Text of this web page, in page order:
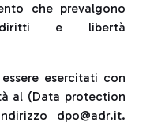
che prevalgono
e libertà
esercitati con
al (Data protection
dpo@adr.it.